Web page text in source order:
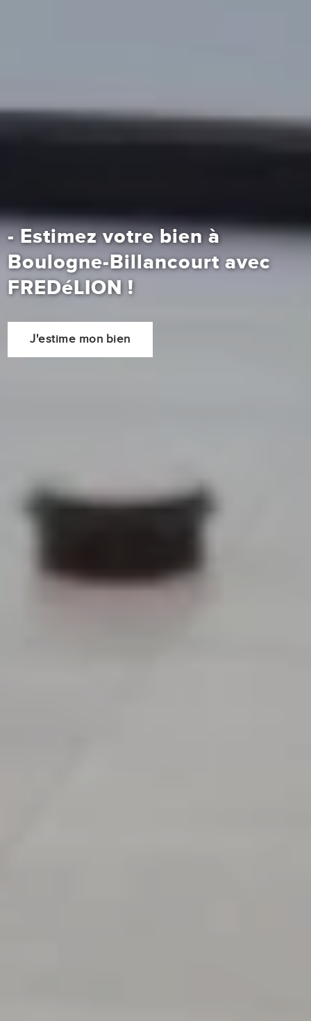
- Estimez votre bien à
Boulogne-Billancourt avec
FREDéLION !
J'estime mon bien